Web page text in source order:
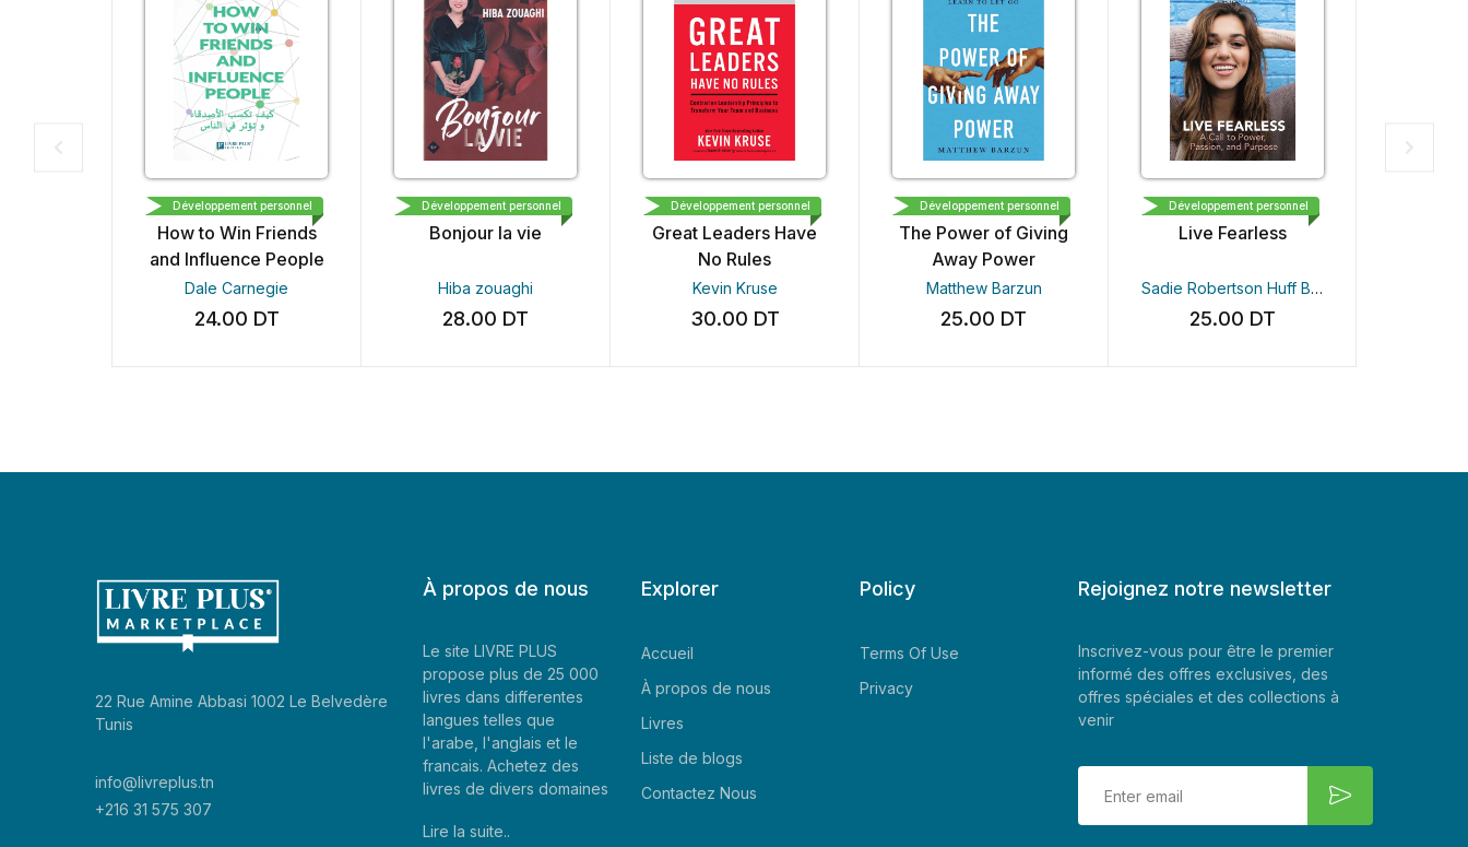
LIVRE PLUS EDITION
How to Win Friends
and Influence People
Dale Carnegie
24.00 DT
Développement personnel نحن للإبداع و النشر و التوزيع
Bonjour la vie
Hiba zouaghi
28.00 DT
Développement personnel RODALE
Great Leaders Have
No Rules
Kevin Kruse
30.00 DT
Développement personnel OPTIMISM PRESS
The Power of Giving
Away Power
Matthew Barzun
25.00 DT
Développement personnel TOMMY NELSON
Live Fearless
Sadie Robertson Huff Beth Clark Louie Giglio
25.00 DT
Développement personnel
22 Rue Amine Abbasi 1002 Le Belvedère
Tunis
info@livreplus.tn
+216 31 575 307
À propos de nous
Le site LIVRE PLUS
propose plus de 25 000
livres dans differentes
langues telles que
l'arabe, l'anglais et le
francais. Achetez des
livres de divers domaines
Lire la suite..
Explorer
Accueil
À propos de nous
Livres
Liste de blogs
Contactez Nous
Policy
Terms Of Use
Privacy
Rejoignez notre newsletter
Inscrivez-vous pour être le premier
informé des offres exclusives, des
offres spéciales et des collections à
venir